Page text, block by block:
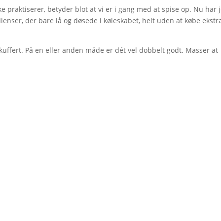
praktiserer, betyder blot at vi er i gang med at spise op. Nu har
der bare lå og døsede i køleskabet, helt uden at købe
På en eller anden måde er dét vel dobbelt godt. Masser at